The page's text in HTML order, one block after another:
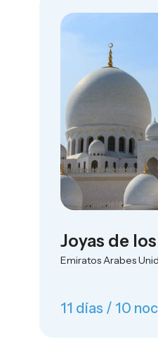
Joyas de
Emiratos Arabes
11 días / 10